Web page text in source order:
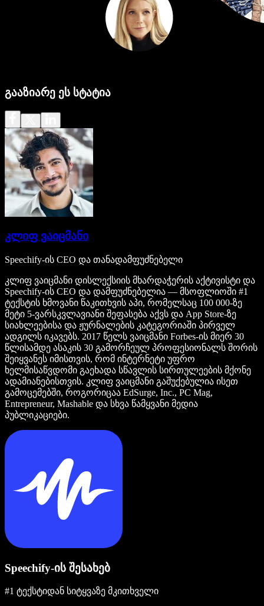
გააზიარე ეს სტატია
კლიფ ვაიცმანი
Speechify-ის CEO და თანადამფუძნებელი
კლიფ ვაიცმანი დისლექსიის მხარდაჭერის აქტივისტი და
Speechify-ის CEO და დამფუძნებელია — მსოფლიოში #1
ტექსტის ხმოვანი წაკითხვის აპი, რომელსაც 100 000-ზე
მეტი 5-ვარსკვლავიანი შეფასება აქვს და App Store-ზე
სიახლეებისა და ჟურნალების კატეგორიაში პირველ
ადგილს იკავებს. 2017 წელს ვაიცმანი Forbes-ის მიერ 30
წლისამდე ასაკის 30 გამორჩეულ პროფესიონალს შორის
შეიყვანეს იმისთვის, რომ ინტერნეტი უფრო
ხელმისაწვდომი გაეხადა სწავლის სირთულეების მქონე
ადამიანებისთვის. კლიფ ვაიცმანი გაშუქებულია ისეთ
გამოცემებში, როგორიცაა EdSurge, Inc., PC Mag,
Entrepreneur, Mashable და სხვა წამყვანი მედია
პუბლიკაციები.
Speechify-ის შესახებ
#1 ტექსტიდან სიტყვაზე მკითხველი